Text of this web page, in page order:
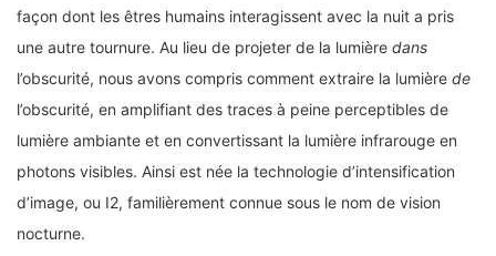
façon dont les êtres humains interagissent avec la nuit a pris
une autre tournure. Au lieu de projeter de la lumière dans
l’obscurité, nous avons compris comment extraire la lumière de
l’obscurité, en amplifiant des traces à peine perceptibles de
lumière ambiante et en convertissant la lumière infrarouge en
photons visibles. Ainsi est née la technologie d’intensification
d’image, ou I2, familièrement connue sous le nom de vision
nocturne.